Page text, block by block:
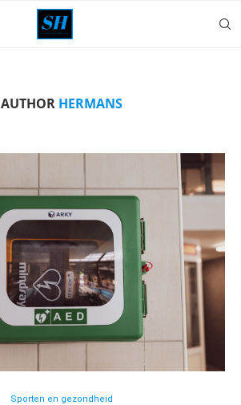
AUTHOR HERMANS
Sporten en gezondheid